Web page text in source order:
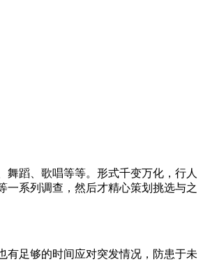
蹈、歌唱等等。形式千变万化，行人
一系列调查，然后才精心策划挑选与之
有足够的时间应对突发情况，防患于未